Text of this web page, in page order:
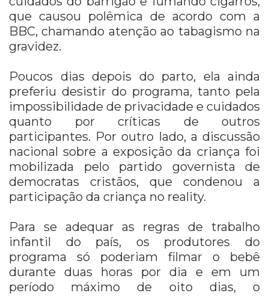
que causou polêmica de acordo com a
BBC, chamando atenção ao tabagismo na
gravidez.
Poucos dias depois do parto, ela ainda
preferiu desistir do programa, tanto pela
impossibilidade de privacidade e cuidados
quanto por críticas de outros
participantes. Por outro lado, a discussão
nacional sobre a exposição da criança foi
mobilizada pelo partido governista de
democratas cristãos, que condenou a
participação da criança no reality.
Para se adequar as regras de trabalho
infantil do país, os produtores do
programa só poderiam filmar o bebê
durante duas horas por dia e em um
período máximo de oito dias, o